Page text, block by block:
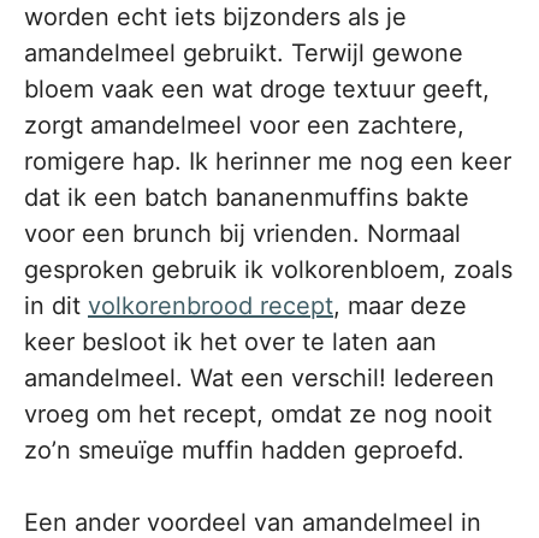
worden echt iets bijzonders als je
amandelmeel gebruikt. Terwijl gewone
bloem vaak een wat droge textuur geeft,
zorgt amandelmeel voor een zachtere,
romigere hap. Ik herinner me nog een keer
dat ik een batch bananenmuffins bakte
voor een brunch bij vrienden. Normaal
gesproken gebruik ik volkorenbloem, zoals
in dit volkorenbrood recept, maar deze
keer besloot ik het over te laten aan
amandelmeel. Wat een verschil! Iedereen
vroeg om het recept, omdat ze nog nooit
zo’n smeuïge muffin hadden geproefd.
Een ander voordeel van amandelmeel in